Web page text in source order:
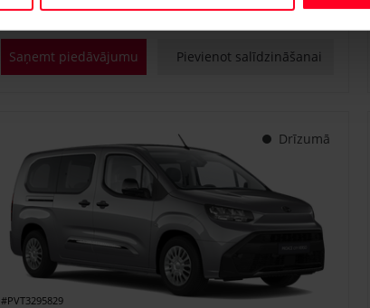
75 kW
Saņemt piedāvājumu Pievienot salīdzināšanai
Drīzumā
#PVT3295829